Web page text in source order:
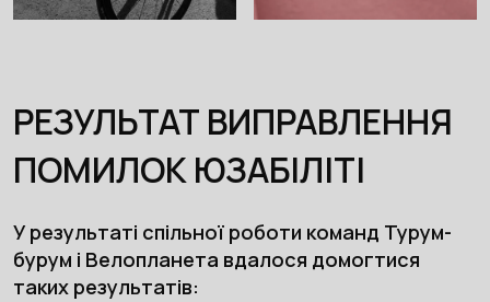
РЕЗУЛЬТАТ ВИПРАВЛЕННЯ
ПОМИЛОК ЮЗАБІЛІТІ
У результаті спільної роботи команд Турум-
бурум і Велопланета вдалося домогтися
таких результатів: